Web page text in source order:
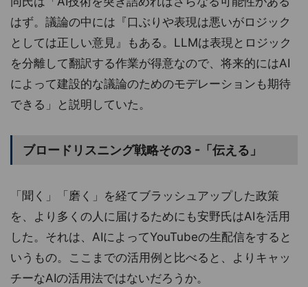
はず。議論の中には『口ぶりや表現は悪いがロジック
としては正しい意見』もある。LLMは表現とロジック
を分離して翻訳する作業が得意なので、将来的にはAI
によって建設的な議論のためのモデレーションも期待
できる」と説明していた。
ブロードリスニング戦略その3 -「伝える」
「聞く」「磨く」を経てブラッシュアップした政策
を、より多くの人に届けるためにも安野氏はAIを活用
した。それは、AIによってYouTubeの生配信をすると
いうもの。ここまでの活用例と比べると、よりキャッ
チーなAIの活用法ではないだろうか。